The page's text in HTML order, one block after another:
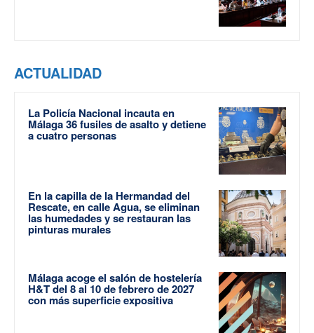
ACTUALIDAD
La Policía Nacional incauta en
Málaga 36 fusiles de asalto y detiene
a cuatro personas
En la capilla de la Hermandad del
Rescate, en calle Agua, se eliminan
las humedades y se restauran las
pinturas murales
Málaga acoge el salón de hostelería
H&T del 8 al 10 de febrero de 2027
con más superficie expositiva